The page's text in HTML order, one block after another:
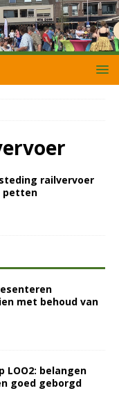
railvervoer
petten
met behoud van
LOO2: belangen
goed geborgd